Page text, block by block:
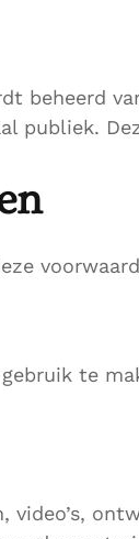
beheerd
publiek.
te